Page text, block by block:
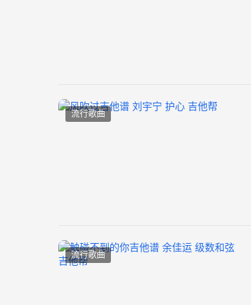
流行歌曲
流行歌曲